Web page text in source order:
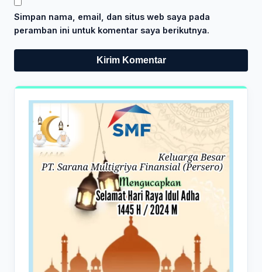
Simpan nama, email, dan situs web saya pada
peramban ini untuk komentar saya berikutnya.